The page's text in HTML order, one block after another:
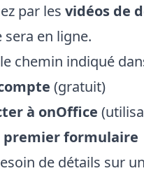
par les vidéos de
en ligne.
chemin indiqué
(gratuit)
à onOffice
premier formulaire
de détails sur